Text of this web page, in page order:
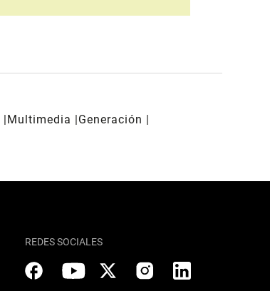
Multimedia
Generación
REDES SOCIALES